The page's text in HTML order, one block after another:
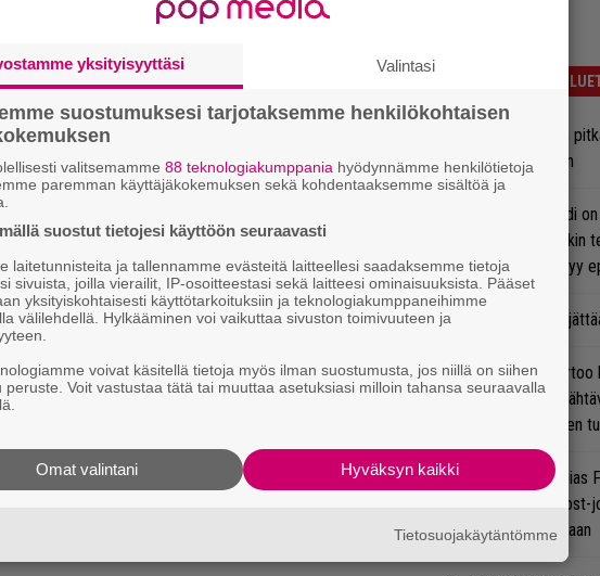
kitaristi Janne Halonen (Helsinki-Cotonou
rytmisektion muodostavat Ricardo Padilla ja
rumpuraidoista vastaa legendaarinen
kuuluvat Teemu Mattsson (UMO),
Vikman, Tanssii tähtien kanssa), Heikki
Tenor Band) ja Janne Huttunen (Sunrise
biisintekoon osallistuneen kitaristi
Eija Hinkkala, joka on kirjoittanut
Laura Voutilaiselle ja Katri
Weezer-fanien
tulee Suomeen
Uusi superbändi
Vaihtoehtorockin
ryhmä esittäytyy
Glenn Hughes
Linkin Park kertoo
tarjoaa uutta
Meteora-aikojen
Näin sujuu
tuotanto –
Dirkschneideriaan
yksityisyyttäsi Valintasi
suostumuksesi tarjotaksemme henkilökohtaisen
valitsemamme 88 teknologiakumppania hyödynnämme henkilötietoja
paremman käyttäjäkokemuksen sekä kohdentaaksemme sisältöä ja
suostut tietojesi käyttöön seuraavasti
laitetunnisteita ja tallennamme evästeitä laitteellesi saadaksemme tietoja
sivuista, joilla vierailit, IP-osoitteestasi sekä laitteesi ominaisuuksista. Pääset
yksityiskohtaisesti käyttötarkoituksiin ja teknologiakumppaneihimme
välilehdellä. Hylkääminen voi vaikuttaa sivuston toimivuuteen ja
voivat käsitellä tietoja myös ilman suostumusta, jos niillä on siihen
peruste. Voit vastustaa tätä tai muuttaa asetuksiasi milloin tahansa seuraavalla
Hyväksyn kaikki
Omat valintani
Tietosuojakäytäntömme